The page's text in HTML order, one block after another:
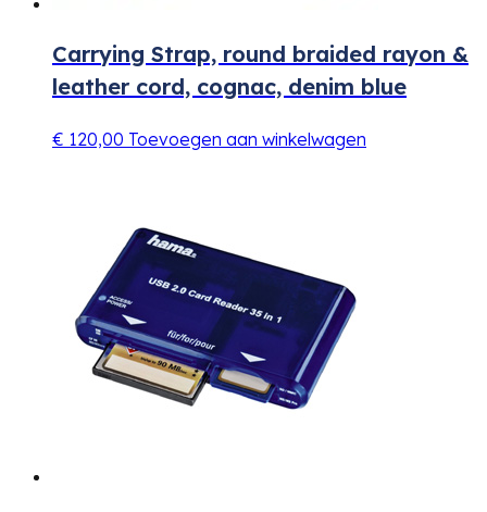
Carrying Strap, round braided rayon &
leather cord, cognac, denim blue
€ 120,00 Toevoegen aan winkelwagen